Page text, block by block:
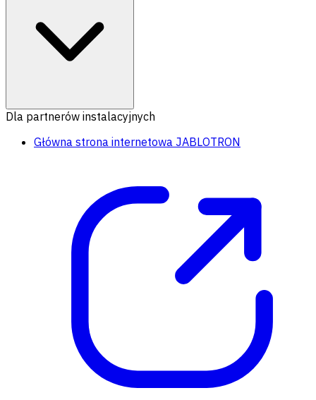
Dla partnerów instalacyjnych
Główna strona internetowa JABLOTRON